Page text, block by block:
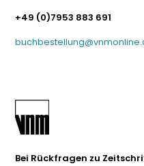
+49 (0)7953 883 691
Bei Rückfragen zu